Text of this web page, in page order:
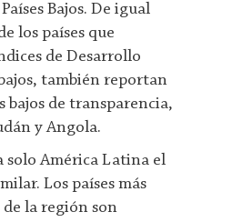
Bajos. De igual
los países que
de Desarrollo
también reportan
bajos de transparencia,
y Angola.
solo América Latina el
Los países más
la región son